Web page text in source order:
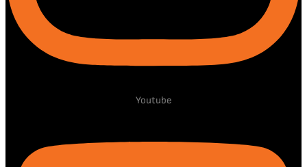
Youtube